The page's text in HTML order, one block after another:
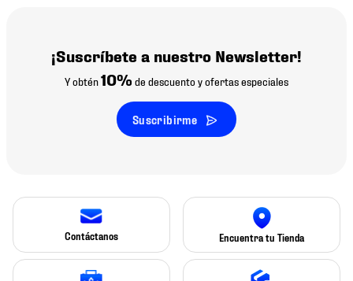
¡Suscríbete a nuestro Newsletter!
Y obtén10% de descuento y ofertas especiales
Suscribirme
Contáctanos Encuentra tu Tienda